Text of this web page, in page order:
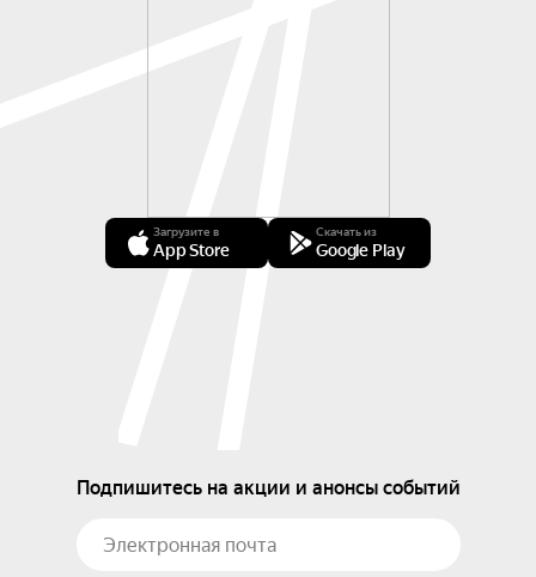
Загрузите в
App Store
Скачать из
Google Play
Подпишитесь на акции и анонсы событий